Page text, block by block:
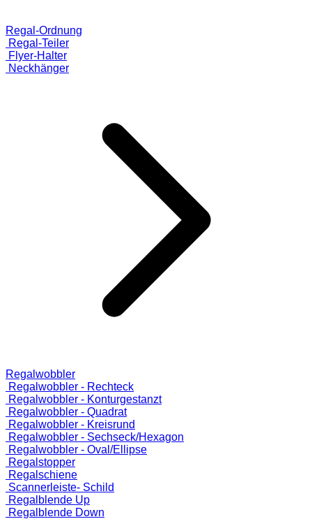
Regal-Ordnung
Regal-Teiler
Flyer-Halter
Neckhänger
Regalwobbler
Regalwobbler - Rechteck
Regalwobbler - Konturgestanzt
Regalwobbler - Quadrat
Regalwobbler - Kreisrund
Regalwobbler - Sechseck/Hexagon
Regalwobbler - Oval/Ellipse
Regalstopper
Regalschiene
Scannerleiste- Schild
Regalblende Up
Regalblende Down